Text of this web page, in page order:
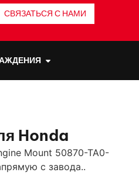
СВЯЗАТЬСЯ С НАМИ
Honda
Mount 50870-TA0-
с завода..